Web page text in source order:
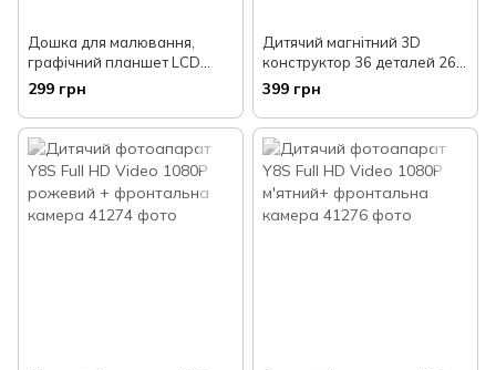
Дошка для малювання,
графічний планшет LCD
Writing Tablet Board 12"
Чорний
299 грн
Дитячий магнітний 3D
конструктор 36 деталей 26
паличок 10 кульок у кейсі
399 грн